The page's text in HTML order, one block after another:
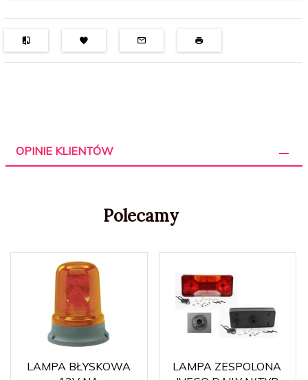
OPINIE KLIENTÓW
Polecamy
LAMPA BŁYSKOWA
LAMPA ZESPOLONA